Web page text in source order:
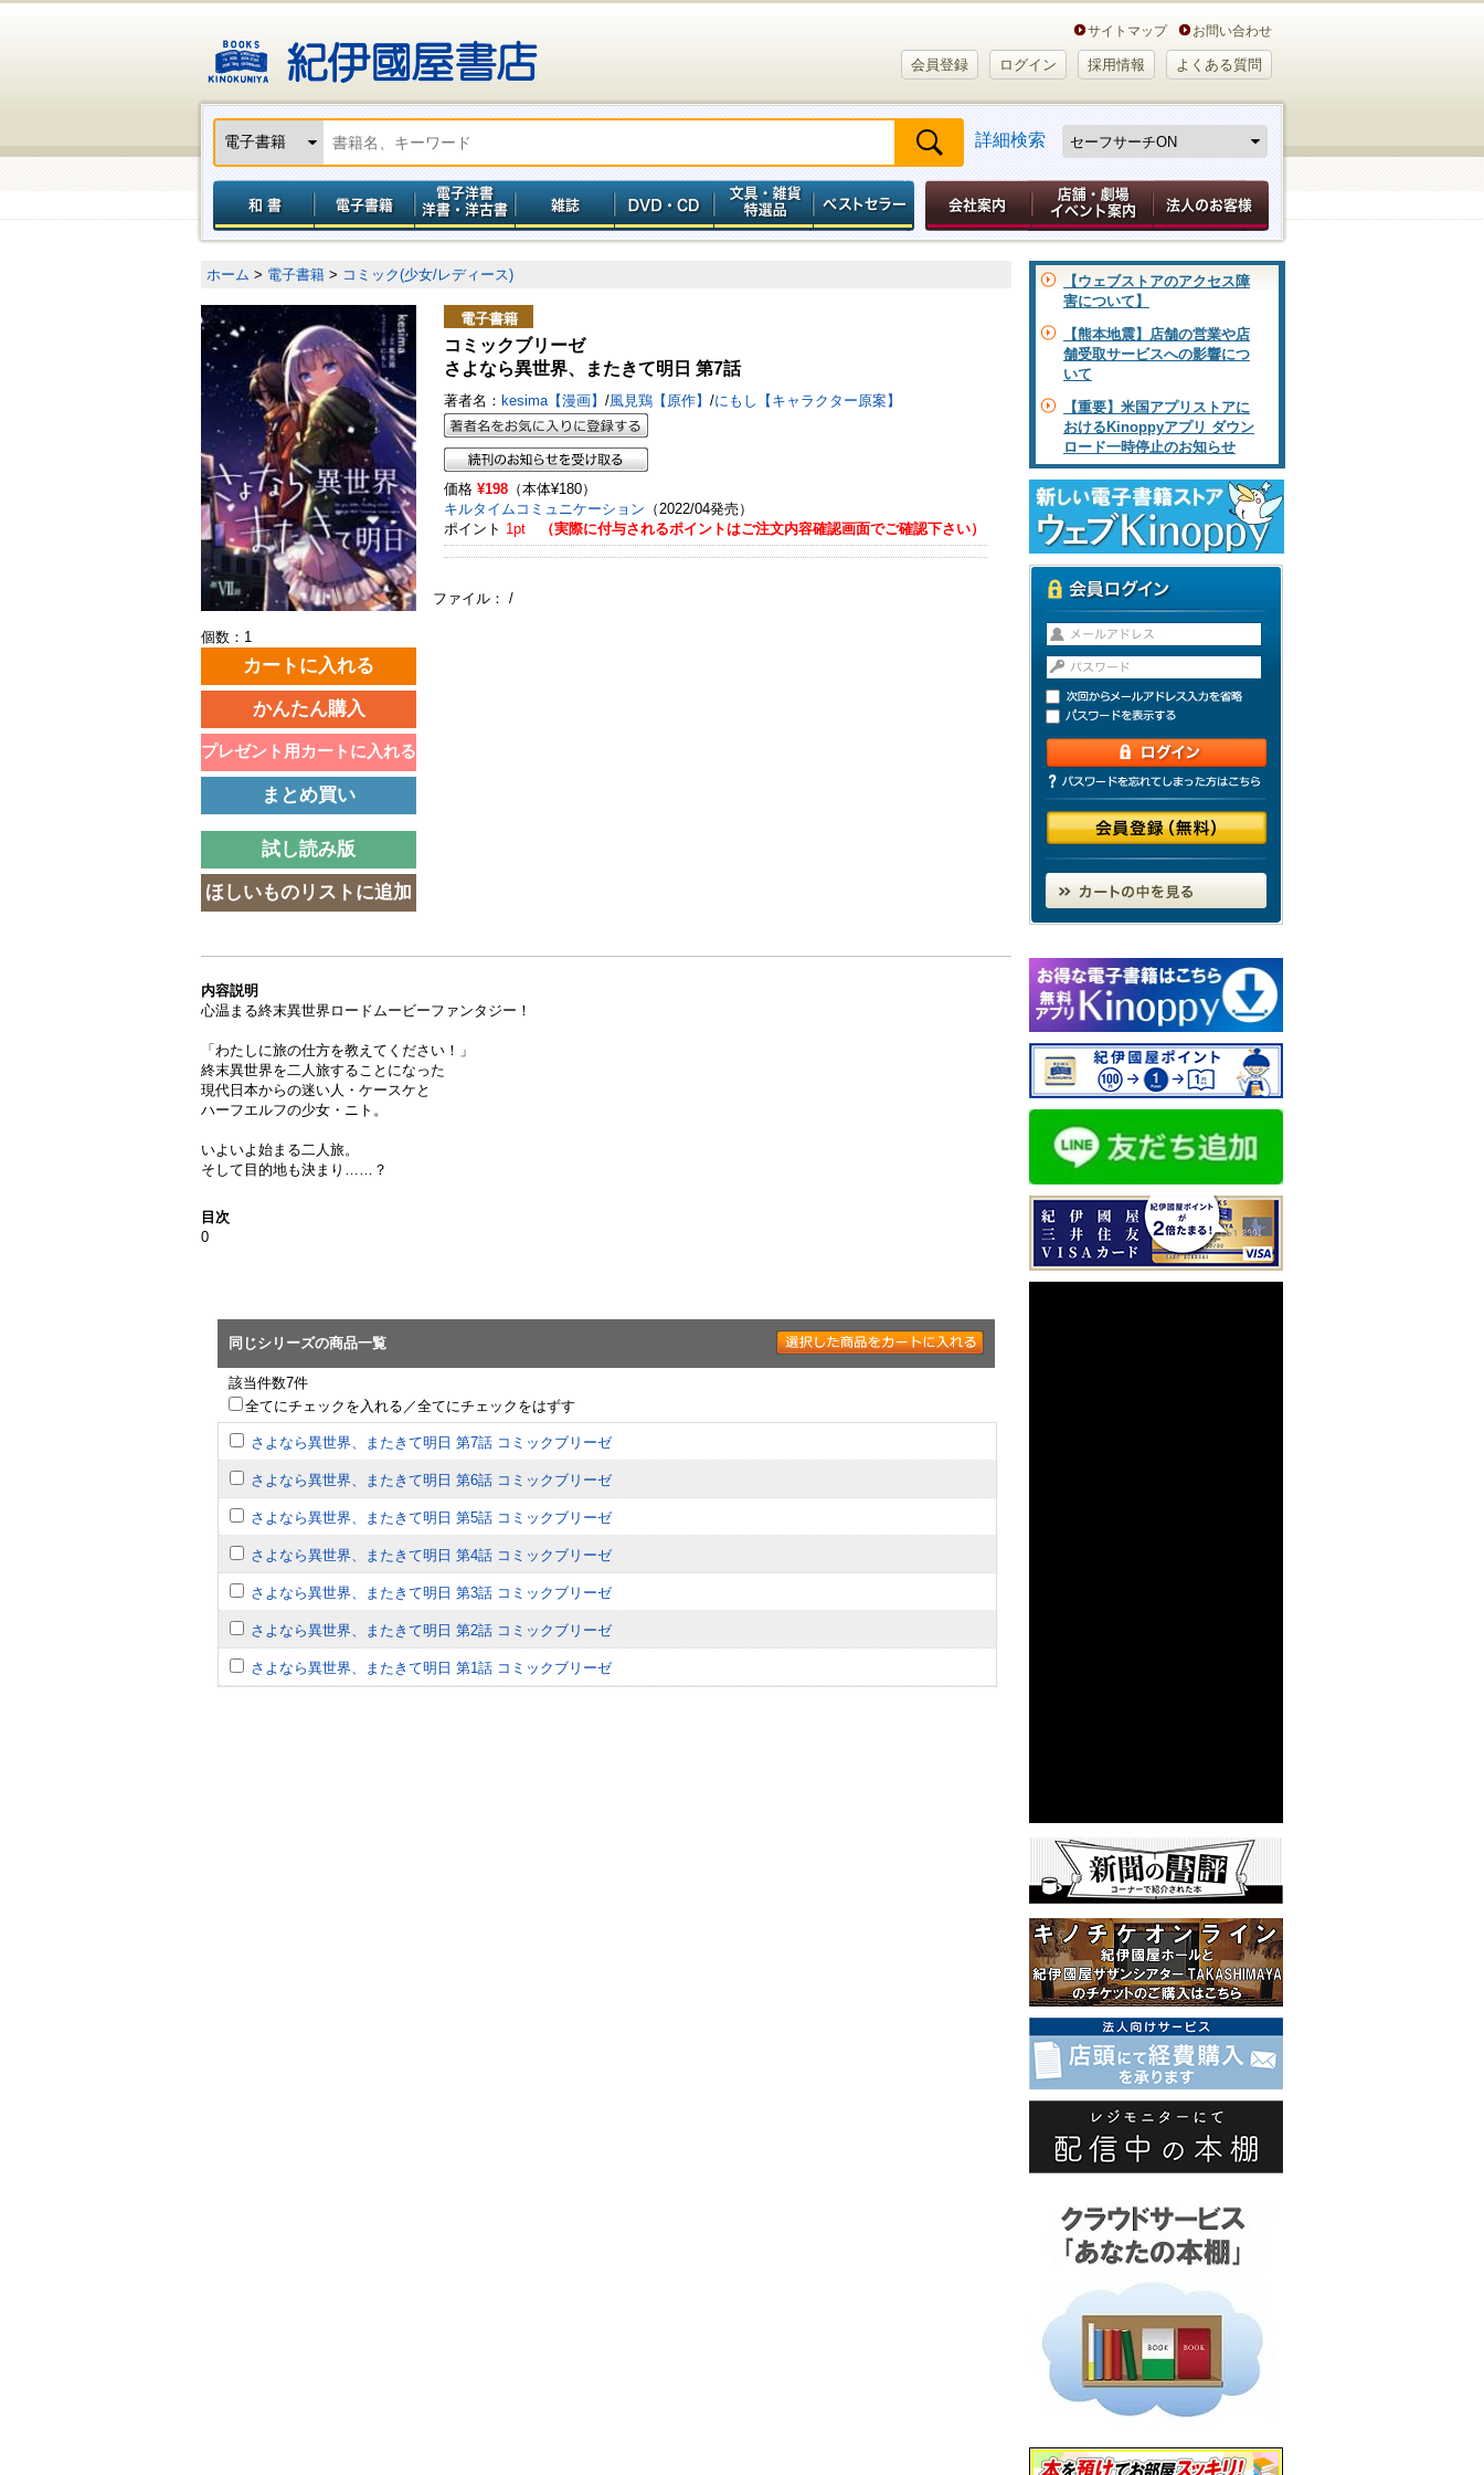
サイトマップ お問い合わせ
会員登録 ログイン 採用情報 よくある質問
詳細検索
ホーム > 電子書籍 > コミック(少女/レディース)
個数：1
電子書籍
コミックブリーゼ
さよなら異世界、またきて明日 第7話
著者名： kesima【漫画】 /風見鶏【原作】 /にもし【キャラクター原案】
価格 ¥198 （本体¥180）
キルタイムコミュニケーション （2022/04発売）
ポイント 1pt （実際に付与されるポイントはご注文内容確認画面でご確認下さい）
ファイル： /
内容説明
心温まる終末異世界ロードムービーファンタジー！
「わたしに旅の仕方を教えてください！」
終末異世界を二人旅することになった
現代日本からの迷い人・ケースケと
ハーフエルフの少女・ニト。
いよいよ始まる二人旅。
そして目的地も決まり……？
目次
0
同じシリーズの商品一覧
該当件数7件
全てにチェックを入れる／全てにチェックをはずす
さよなら異世界、またきて明日 第7話 コミックブリーゼ
さよなら異世界、またきて明日 第6話 コミックブリーゼ
さよなら異世界、またきて明日 第5話 コミックブリーゼ
さよなら異世界、またきて明日 第4話 コミックブリーゼ
さよなら異世界、またきて明日 第3話 コミックブリーゼ
さよなら異世界、またきて明日 第2話 コミックブリーゼ
さよなら異世界、またきて明日 第1話 コミックブリーゼ
【ウェブストアのアクセス障
害について】
【熊本地震】店舗の営業や店
舗受取サービスへの影響につ
いて
【重要】米国アプリストアに
おけるKinoppyアプリ ダウン
ロード一時停止のお知らせ